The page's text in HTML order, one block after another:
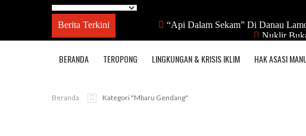
Berita Terkini “Api Dalam Sekam” Di Danau
Nuklir
BERANDA TEROPONG LINGKUNGAN & KRISIS IKLIM HAK ASASI
Beranda Kategori "Mbaru Gendang"